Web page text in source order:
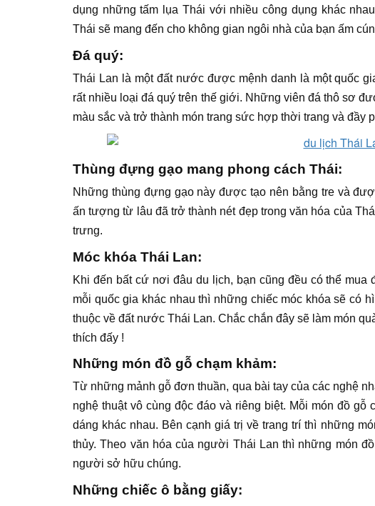
dụng những tấm lụa Thái với nhiều công dụng khác
Thái sẽ mang đến cho không gian ngôi nhà của bạn ấm
Đá quý:
Thái Lan là một đất nước được mệnh danh là một quốc
rất nhiều loại đá quý trên thế giới. Những viên đá thô sơ
màu sắc và trở thành món trang sức hợp thời trang và đầy
Thùng đựng gạo mang phong cách Thái:
Những thùng đựng gạo này được tạo nên bằng tre và
ấn tượng từ lâu đã trở thành nét đẹp trong văn hóa của
trưng.
Móc khóa Thái Lan:
Khi đến bất cứ nơi đâu du lịch, bạn cũng đều có thể
mỗi quốc gia khác nhau thì những chiếc móc khóa sẽ có
thuộc về đất nước Thái Lan. Chắc chắn đây sẽ làm món
thích đấy !
Những món đồ gỗ chạm khảm:
Từ những mảnh gỗ đơn thuần, qua bài tay của các nghệ
nghệ thuật vô cùng độc đáo và riêng biệt. Mỗi món đồ
dáng khác nhau. Bên cạnh giá trị về trang trí thì những
thủy. Theo văn hóa của người Thái Lan thì những món
người sở hữu chúng.
Những chiếc ô bằng giấy: